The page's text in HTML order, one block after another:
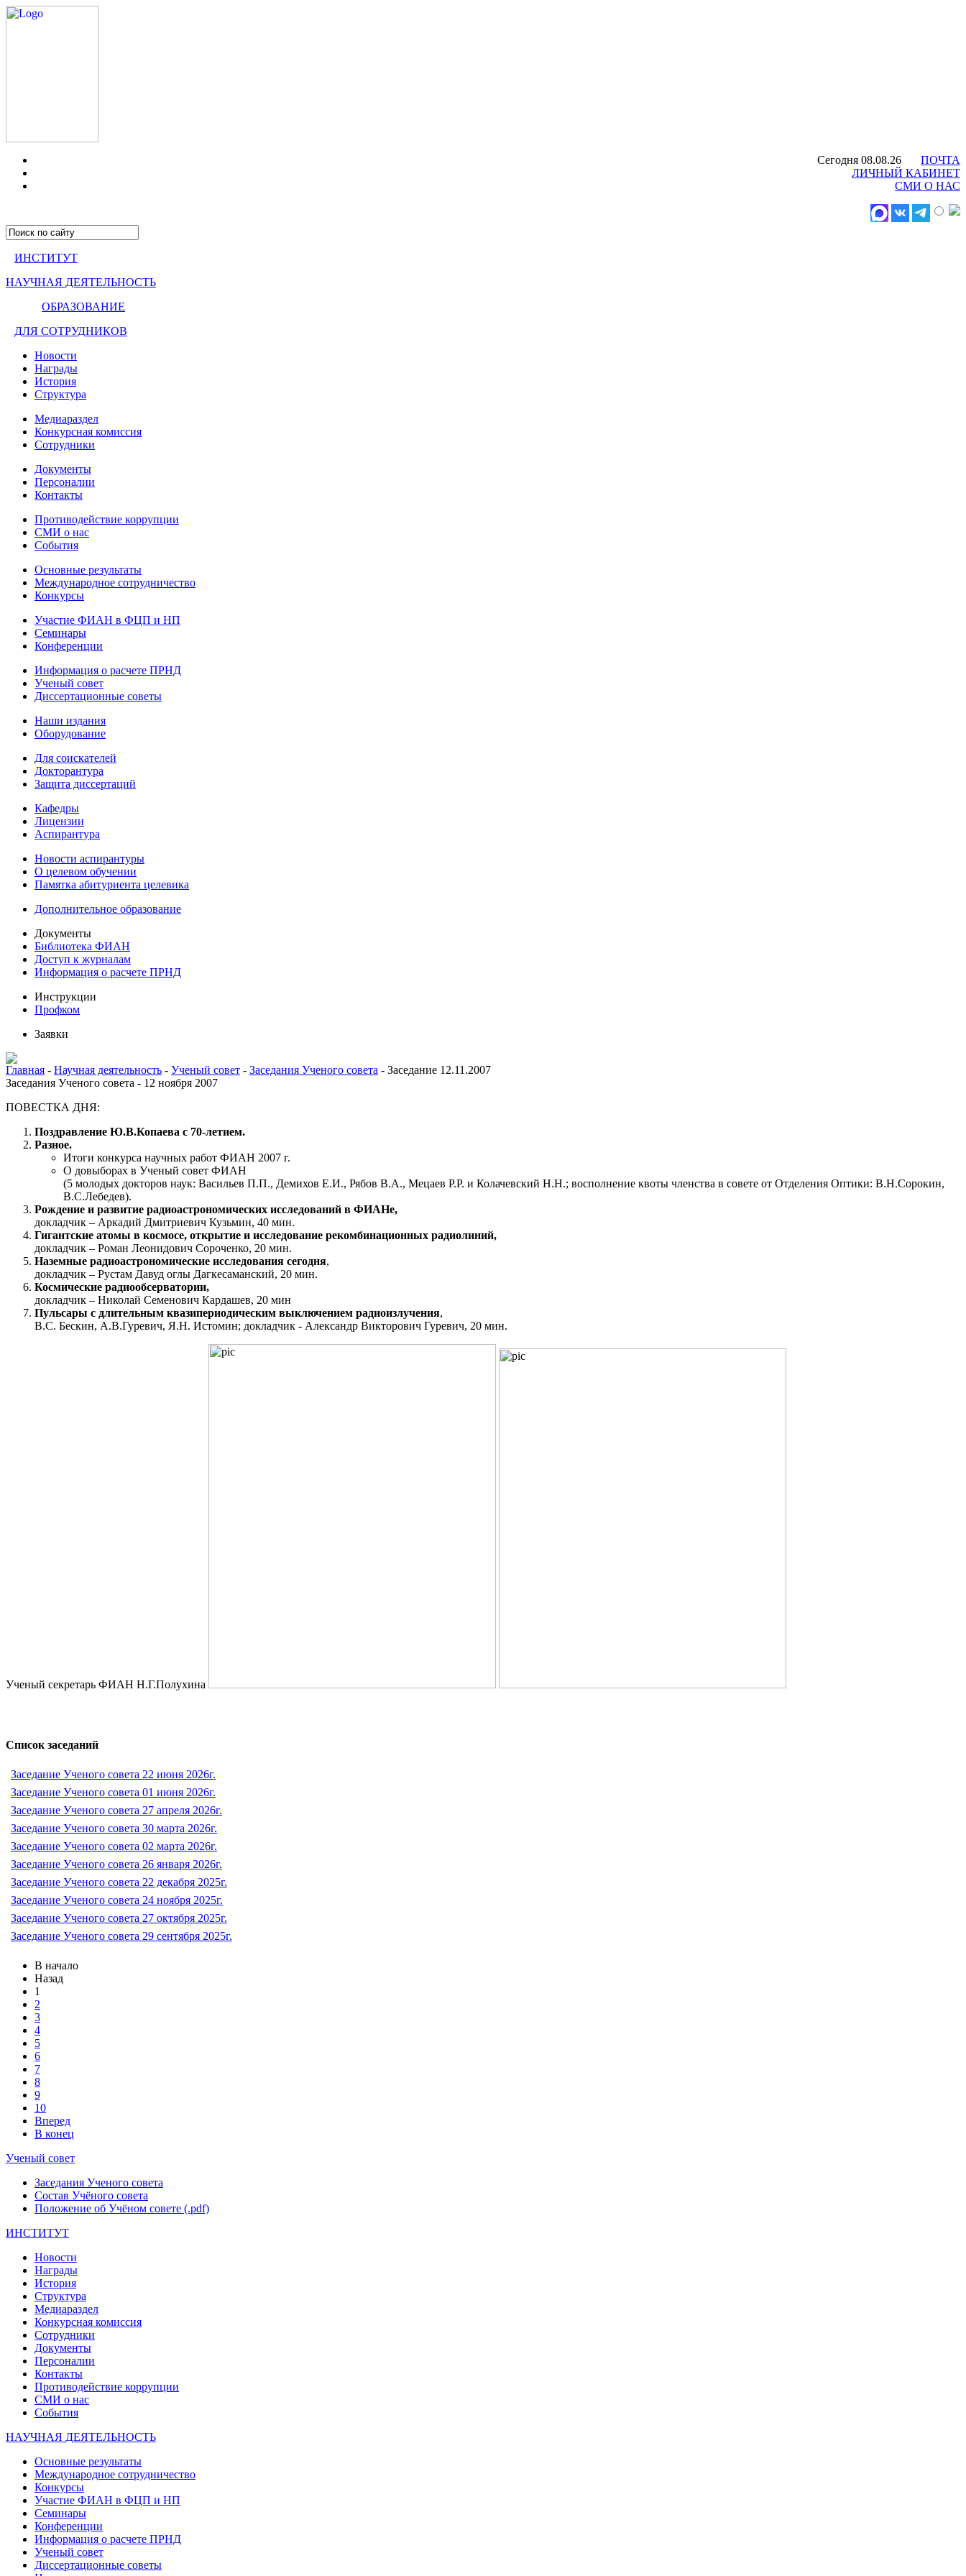
Сегодня 08.08.26
ПОЧТА
ЛИЧНЫЙ КАБИНЕТ
СМИ О НАС
ИНСТИТУТ
НАУЧНАЯ ДЕЯТЕЛЬНОСТЬ
ОБРАЗОВАНИЕ
ДЛЯ СОТРУДНИКОВ
Новости
Награды
История
Структура
Медиараздел
Конкурсная комиссия
Сотрудники
Документы
Персоналии
Контакты
Противодействие коррупции
СМИ о нас
События
Основные результаты
Международное сотрудничество
Конкурсы
Участие ФИАН в ФЦП и НП
Семинары
Конференции
Информация о расчете ПРНД
Ученый совет
Диссертационные советы
Наши издания
Оборудование
Для соискателей
Докторантура
Защита диссертаций
Кафедры
Лицензии
Аспирантура
Новости аспирантуры
О целевом обучении
Памятка абитуриента целевика
Дополнительное образование
Документы
Библиотека ФИАН
Доступ к журналам
Информация о расчете ПРНД
Инструкции
Профком
Заявки
Главная - Научная деятельность - Ученый совет - Заседания Ученого совета - Заседание 12.11.2007
Заседания Ученого совета - 12 ноября 2007
ПОВЕСТКА ДНЯ:
Поздравление Ю.В.Копаева с 70-летием.
Разное.
Итоги конкурса научных работ ФИАН 2007 г.
О довыборах в Ученый совет ФИАН
(5 молодых докторов наук: Васильев П.П., Демихов Е.И., Рябов В.А., Мецаев Р.Р. и Колачевский Н.Н.; восполнение квоты членства в совете от Отделения Оптики: В.Н.Сорокин,
В.С.Лебедев).
Рождение и развитие радиоастрономических исследований в ФИАНе,
докладчик – Аркадий Дмитриевич Кузьмин, 40 мин.
Гигантские атомы в космосе, открытие и исследование рекомбинационных радиолиний,
докладчик – Роман Леонидович Сороченко, 20 мин.
Наземные радиоастрономические исследования сегодня,
докладчик – Рустам Давуд оглы Дагкесаманский, 20 мин.
Космические радиообсерватории,
докладчик – Николай Семенович Кардашев, 20 мин
Пульсары с длительным квазипериодическим выключением радиоизлучения,
В.С. Бескин, А.В.Гуревич, Я.Н. Истомин; докладчик - Александр Викторович Гуревич, 20 мин.
Ученый секретарь ФИАН Н.Г.Полухина
Список заседаний
Заседание Ученого совета 22 июня 2026г.
Заседание Ученого совета 01 июня 2026г.
Заседание Ученого совета 27 апреля 2026г.
Заседание Ученого совета 30 марта 2026г.
Заседание Ученого совета 02 марта 2026г.
Заседание Ученого совета 26 января 2026г.
Заседание Ученого совета 22 декабря 2025г.
Заседание Ученого совета 24 ноября 2025г.
Заседание Ученого совета 27 октября 2025г.
Заседание Ученого совета 29 сентября 2025г.
В начало
Назад
1
2
3
4
5
6
7
8
9
10
Вперед
В конец
Ученый совет
Заседания Ученого совета
Состав Учёного совета
Положение об Учёном совете (.pdf)
ИНСТИТУТ
Новости
Награды
История
Структура
Медиараздел
Конкурсная комиссия
Сотрудники
Документы
Персоналии
Контакты
Противодействие коррупции
СМИ о нас
События
НАУЧНАЯ ДЕЯТЕЛЬНОСТЬ
Основные результаты
Международное сотрудничество
Конкурсы
Участие ФИАН в ФЦП и НП
Семинары
Конференции
Информация о расчете ПРНД
Ученый совет
Диссертационные советы